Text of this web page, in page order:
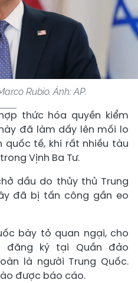
Rubio. Ảnh: AP.
thức hóa quyền kiểm
đã làm dấy lên mối lo
tế, khi rất nhiều tàu
Vịnh Ba Tư.
dầu do thủy thủ Trung
đã bị tấn công gần eo
bày tỏ quan ngại, cho
ký tại Quần đảo
là người Trung Quốc.
được báo cáo.